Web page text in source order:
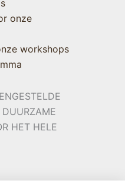
onze
workshops
HET HELE